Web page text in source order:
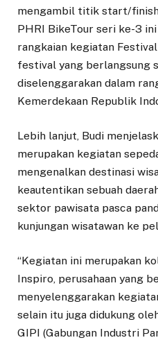
mengambil titik start/finish
PHRI BikeTour seri ke-3
rangkaian kegiatan
festival yang berlangsung
diselenggarakan dalam
Kemerdekaan Republik
Lebih lanjut, Budi
merupakan kegiatan
mengenalkan destinasi
keautentikan sebuah
sektor pawisata pasca
kunjungan wisatawan ke
“Kegiatan ini merupakan
Inspiro, perusahaan yang
menyelenggarakan
selain itu juga didukung
GIPI (Gabungan Industri